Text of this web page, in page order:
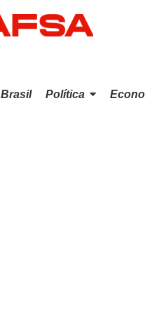
Brasil Política